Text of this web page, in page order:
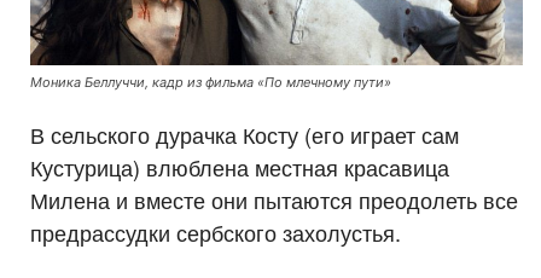
Моника Беллуччи, кадр из фильма «По млечному пути»
В сельского дурачка Косту (его играет сам
Кустурица) влюблена местная красавица
Милена и вместе они пытаются преодолеть все
предрассудки сербского захолустья.